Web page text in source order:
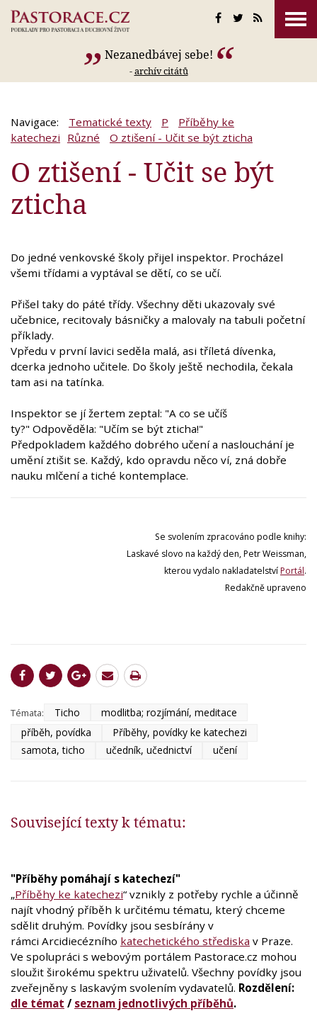
Nezanedbávej sebe!
-archív citátů
Navigace: Tematické texty P
Příběhy ke
katechezi Různé O ztišení - Učit se být zticha
O ztišení - Učit se být
zticha
Do jedné venkovské školy přijel inspektor. Procházel
všemi třídami a vyptával se dětí, co se učí.
Přišel taky do páté třídy. Všechny děti ukazovaly své
učebnice, recitovaly básničky a malovaly na tabuli početní
příklady.
Vpředu v první lavici seděla malá, asi tříletá dívenka,
dcerka jednoho učitele. Do školy ještě nechodila, čekala
tam asi na tatínka.
Inspektor se jí žertem zeptal: "A co se učíš
ty?" Odpověděla: "Učím se být zticha!"
Předpokladem každého dobrého učení a naslouchání je
umění ztišit se. Každý, kdo opravdu něco ví, zná dobře
nauku mlčení a tiché kontemplace.
Se svolením zpracováno podle knihy:
Laskavé slovo na každý den, Petr Weissman,
kterou vydalo nakladatelstvíPortál.
Redakčně upraveno
Témata: Ticho
modlitba; rozjímání, meditace
příběh, povídka
Příběhy, povídky ke katechezi
samota, ticho
učedník, učednictví učení
Související texty k tématu:
"Příběhy pomáhají s katechezí"
„Příběhy ke katechezi“ vznikly z potřeby rychle a účinně
najít vhodný příběh k určitému tématu, který chceme
sdělit druhým. Povídky jsou sesbírány v
rámci Arcidiecézního katechetického střediska v Praze.
Ve spolupráci s webovým portálem Pastorace.cz mohou
sloužit širokému spektru uživatelů. Všechny povídky jsou
zveřejněny s laskavým svolením vydavatelů. Rozdělení:
dle témat / seznam jednotlivých příběhů.